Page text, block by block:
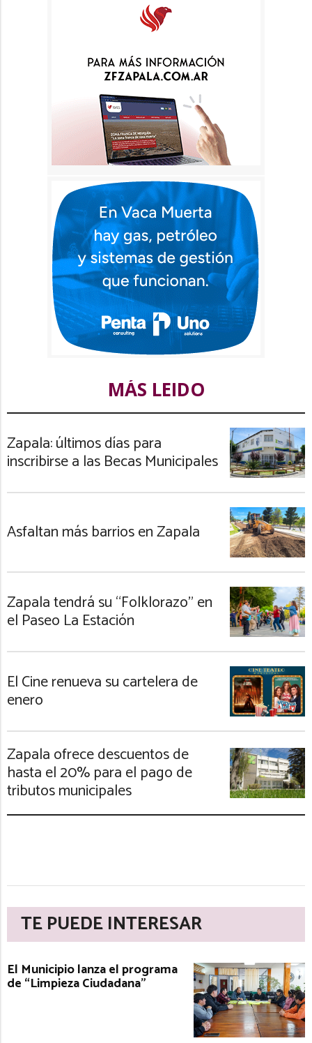
MÁS LEIDO
Zapala: últimos días para
inscribirse a las Becas Municipales
Asfaltan más barrios en Zapala
Zapala tendrá su “Folklorazo” en
el Paseo La Estación
El Cine renueva su cartelera de
enero
Zapala ofrece descuentos de
hasta el 20% para el pago de
tributos municipales
TE PUEDE INTERESAR
El Municipio lanza el programa
de “Limpieza Ciudadana”